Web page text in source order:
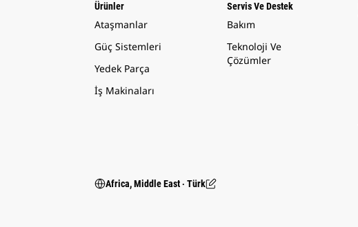
Ürünler
Ataşmanlar
Güç Sistemleri
Yedek Parça
İş Makinaları
Servis Ve Destek
Bakım
Teknoloji Ve
Çözümler
Africa, Middle East ‧ Türk